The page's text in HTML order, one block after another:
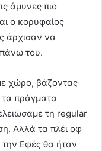
άμυνες πιο
ο κορυφαίος
άρχισαν να
του.
χώρο, βάζοντας
τα πράγματα
τη regular
Αλλά τα πλέι οφ
Εφές θα ήταν